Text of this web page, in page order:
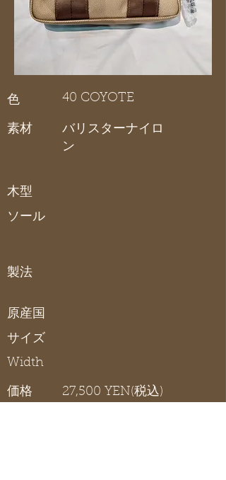
色
素材
40 COYOTE
バリスターナイロ
ン
木型
ソール
製法
原産国
サイズ
Width
価格 27,500 YEN(税込)